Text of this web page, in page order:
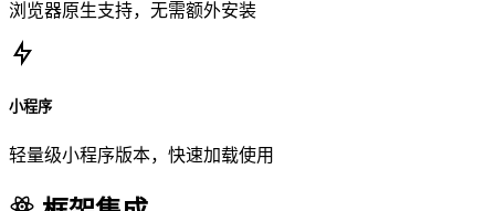
浏览器原生支持，无需额外安装
小程序
轻量级小程序版本，快速加载使用